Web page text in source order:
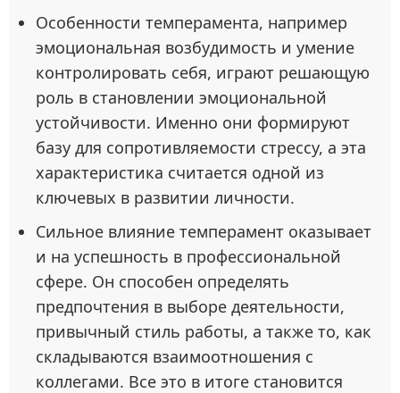
Особенности темперамента, например
эмоциональная возбудимость и умение
контролировать себя, играют решающую
роль в становлении эмоциональной
устойчивости. Именно они формируют
базу для сопротивляемости стрессу, а эта
характеристика считается одной из
ключевых в развитии личности.
Сильное влияние темперамент оказывает
и на успешность в профессиональной
сфере. Он способен определять
предпочтения в выборе деятельности,
привычный стиль работы, а также то, как
складываются взаимоотношения с
коллегами. Все это в итоге становится